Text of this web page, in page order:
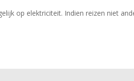
op elektriciteit. Indien reizen niet